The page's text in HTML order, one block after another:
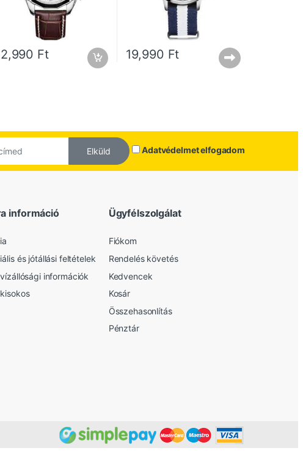
Ft 19,990 Ft
Elküld Adatvédelmet elfogadom
információ
és jótállási feltételek
információk
Ügyfélszolgálat
Fiókom
Rendelés követés
Kedvencek
Kosár
Összehasonlítás
Pénztár